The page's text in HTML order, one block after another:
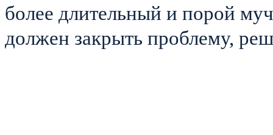
более длительный и порой
должен закрыть проблему,